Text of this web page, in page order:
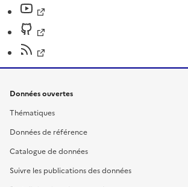
Données ouvertes
Thématiques
Données de référence
Catalogue de données
Suivre les publications des données